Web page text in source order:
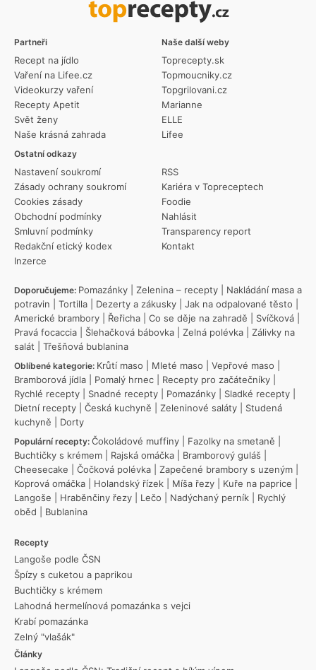
Partneři
Recept na jídlo
Vaření na Lifee.cz
Videokurzy vaření
Recepty Apetit
Svět ženy
Naše krásná zahrada
Ostatní odkazy
Nastavení soukromí
Zásady ochrany soukromí
Cookies zásady
Obchodní podmínky
Smluvní podmínky
Redakční etický kodex
Inzerce
RSS
Kariéra v Topreceptech
Foodie
Nahlásit
Transparency report
Kontakt
Naše další weby
Toprecepty.sk
Topmoucniky.cz
Topgrilovani.cz
Marianne
ELLE
Lifee
Doporučujeme: Pomazánky Zelenina – recepty
Nakládání masa a
potravin
Tortilla Dezerty a zákusky Jak na odpalované těsto
Americké brambory
Řeřicha Co se děje na zahradě Svíčková
Pravá focaccia
Šlehačková bábovka Zelná polévka
Zálivky na
salát
Třešňová bublanina
Oblíbené kategorie: Krůtí maso Mleté maso Vepřové maso
Bramborová jídla
Pomalý hrnec Recepty pro začátečníky
Rychlé recepty
Snadné recepty Pomazánky Sladké recepty
Dietní recepty
Česká kuchyně Zeleninové saláty
Studená
kuchyně
Dorty
Populární recepty: Čokoládové muffiny Fazolky na smetaně
Buchtičky s krémem
Rajská omáčka Bramborový guláš
Cheesecake
Čočková polévka Zapečené brambory s uzeným
Koprová omáčka
Holandský řízek Míša řezy Kuře na paprice
Langoše
Hraběnčiny řezy Lečo Nadýchaný perník
Rychlý
oběd
Bublanina
Recepty
Langoše podle ČSN
Špízy s cuketou a paprikou
Buchtičky s krémem
Lahodná hermelínová pomazánka s vejci
Krabí pomazánka
Zelný "vlašák"
Články